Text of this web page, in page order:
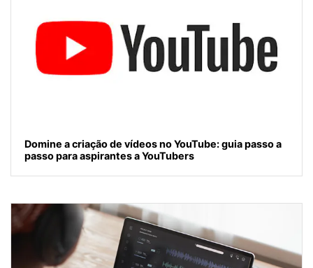
Domine a criação de vídeos no YouTube: guia passo a
passo para aspirantes a YouTubers